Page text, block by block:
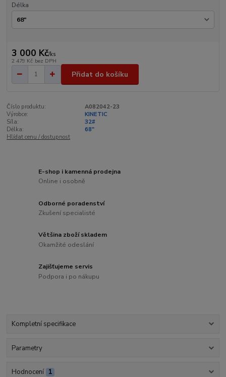
Délka
3 000 Kč/ks
2 479 Kč bez DPH
Přidat do košíku
Číslo produktu:
A082042-23
Výrobce:
KINETIC
Síla:
32#
Délka:
68"
Hlídat cenu / dostupnost
E-shop i kamenná prodejna
Online i osobně
Odborné poradenství
Zkušení specialisté
Většina zboží skladem
Okamžité odeslání
Zajišťujeme servis
Podpora i po nákupu
Kompletní specifikace
Parametry
Hodnocení 1